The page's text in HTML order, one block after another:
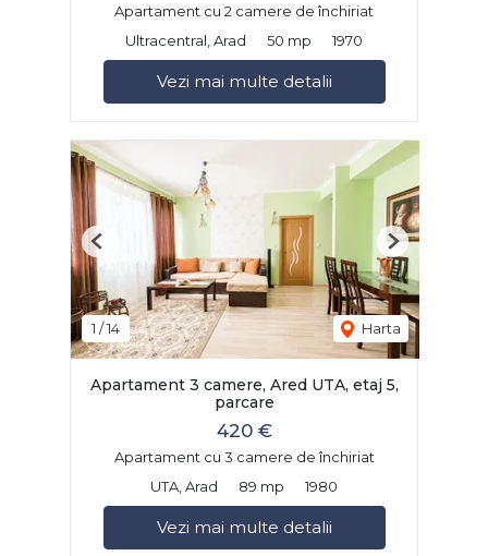
Apartament cu 2 camere de închiriat
Ultracentral, Arad
50 mp 1970
Vezi mai multe detalii
1 /14 Harta
Previous Next
Apartament 3 camere, Ared UTA, etaj 5,
parcare
420 €
Apartament cu 3 camere de închiriat
UTA, Arad
89 mp 1980
Vezi mai multe detalii